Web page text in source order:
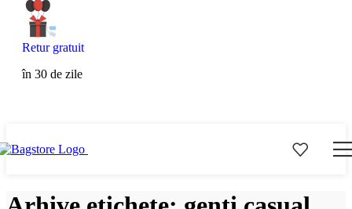
Retur gratuit
în 30 de zile